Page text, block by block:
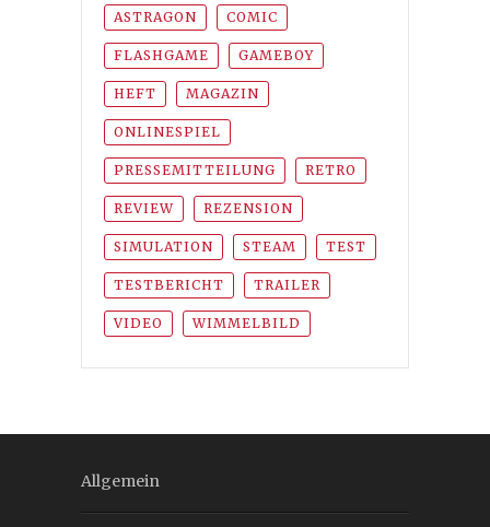
ASTRAGON COMIC
FLASHGAME GAMEBOY
HEFT MAGAZIN
ONLINESPIEL
PRESSEMITTEILUNG RETRO
REVIEW REZENSION
SIMULATION STEAM TEST
TESTBERICHT TRAILER
VIDEO WIMMELBILD
Allgemein